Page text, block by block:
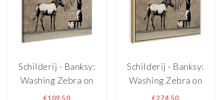
Schilderij - Banksy:
Washing Zebra on
Concrete (1 Part)
€109,50
Schilderij - Banksy:
Washing Zebra on
Concrete (1 Part)
€274,50